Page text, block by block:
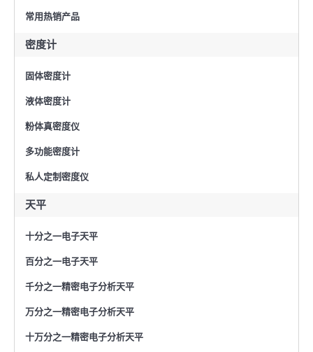
常用热销产品
密度计
固体密度计
液体密度计
粉体真密度仪
多功能密度计
私人定制密度仪
天平
十分之一电子天平
百分之一电子天平
千分之一精密电子分析天平
万分之一精密电子分析天平
十万分之一精密电子分析天平